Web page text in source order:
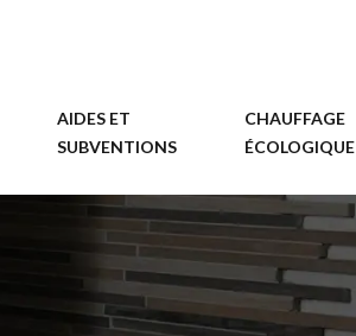
AIDES ET
SUBVENTIONS
CHAUFFAGE
ÉCOLOGIQUE